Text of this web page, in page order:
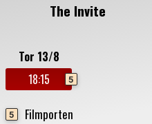
The Invite
Tor 13/8
18:15
5
5 Filmporten